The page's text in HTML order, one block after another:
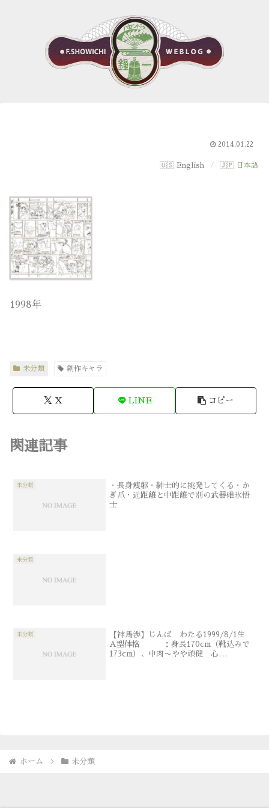
2014.01.22
English 日本語
1998年
未分類 創作キャラ
X LINE コピー
関連記事
未分類
・長身痩躯・紳士的に挑発してくる・か
ぎ爪・近距離と中距離で別の武器碓氷悟
士
未分類
未分類
【神馬渉】じんば わたる1999/8/1生
A型体格 ：身長170cm（靴込みで
173cm）、中肉〜やや頑健 心
ホーム 未分類